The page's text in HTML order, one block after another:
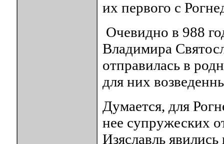
их первого с
Очевидно в 988
Владимира
отправилась в
для них
Думается, для
нее супружеских
Изяславль